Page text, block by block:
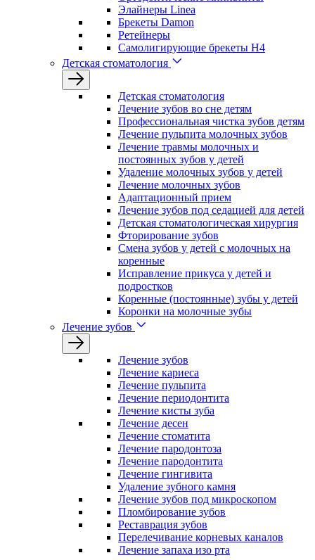
Элайнеры Linea
Брекеты Damon
Ретейнеры
Самолигирующие брекеты H4
Детская стоматология
Детская стоматология
Лечение зубов во сне детям
Профессиональная чистка зубов детям
Лечение пульпита молочных зубов
Лечение травмы молочных и
постоянных зубов у детей
Удаление молочных зубов у детей
Лечение молочных зубов
Адаптационный прием
Лечение зубов под седацией для детей
Детская стоматологическая хирургия
Фторирование зубов
Смена зубов у детей с молочных на
коренные
Исправление прикуса у детей и
подростков
Коренные (постоянные) зубы у детей
Коронки на молочные зубы
Лечение зубов
Лечение зyбов
Лечение кариеса
Лечение пульпита
Лечение периодонтита
Лечение кисты зуба
Лечение десен
Лечение стоматита
Лечение пародонтоза
Лечение пародонтита
Лечение гингивита
Удаление зубного камня
Лечение зубов под микроскопом
Пломбирование зубов
Реставрация зубов
Перелечивание корневых каналов
Лечение запаха изо рта